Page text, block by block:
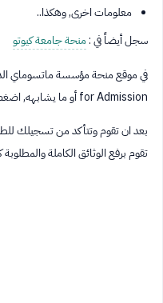
معلومات اخرى, وهكذا..
سجل أيضاً في :منحة جامعة كيوتو
for Admission أو ما يشابهه, اضغط عليها وقم بتسجيل حساب جديد.
بعد ان تقوم وتتأكد من تسجيلك
تقوم برفع الوثائق الكاملة